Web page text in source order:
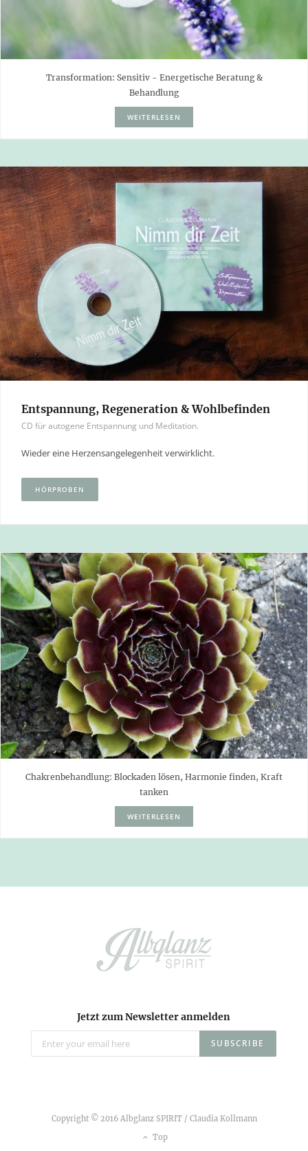
Transformation: Sensitiv - Energetische Beratung &
Behandlung
WEITERLESEN
Entspannung, Regeneration & Wohlbefinden
CD für autogene Entspannung und Meditation.
Wieder eine Herzensangelegenheit verwirklicht.
HÖRPROBEN
Chakrenbehandlung: Blockaden lösen, Harmonie finden, Kraft
tanken
WEITERLESEN
Jetzt zum Newsletter anmelden
Copyright © 2016 Albglanz SPIRIT / Claudia Kollmann
Top